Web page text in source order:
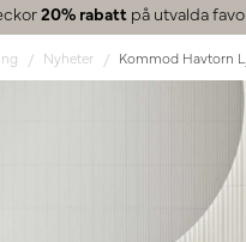
20% rabatt på utvalda
Nyheter Kommod Havtorn